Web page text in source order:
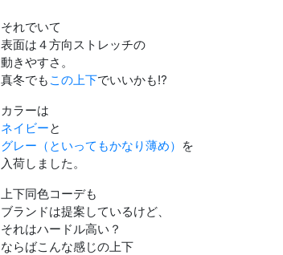
それでいて
表面は４方向ストレッチの
動きやすさ。
真冬でも この上下でいいかも⁉︎
カラーは
ネイビーと
グレー（といってもかなり薄め） を
入荷しました。
上下同色コーデも
ブランドは提案しているけど、
それはハードル高い？
ならばこんな感じの上下